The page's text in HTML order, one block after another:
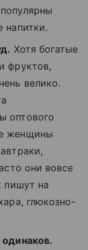
напитки.
Хотя богатые
фруктов,
велико.
оптового
женщины
они вовсе
пишут на
глюкозно-